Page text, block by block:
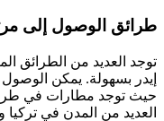
طرائق الوصول إلى
توجد العديد من الطرائق
إيدر بسهولة. يمكن
حيث توجد مطارات في
العديد من المدن في تركيا